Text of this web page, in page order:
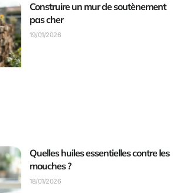
Construire un mur de soutènement
pas cher
19/01/2026
Quelles huiles essentielles contre les
mouches ?
18/01/2026